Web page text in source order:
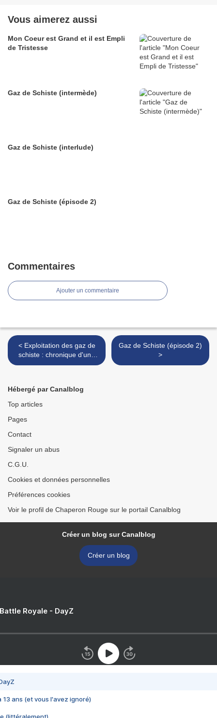
Vous aimerez aussi
Mon Coeur est Grand et il est Empli
de Tristesse
Gaz de Schiste (intermède)
Gaz de Schiste (interlude)
Gaz de Schiste (épisode 2)
Commentaires
Ajouter un commentaire
< Exploitation des gaz de
schiste : chronique d'une
catastrophe annoncée
Gaz de Schiste (épisode 2)
>
Hébergé par Canalblog
Top articles
Pages
Contact
Signaler un abus
C.G.U.
Cookies et données personnelles
Préférences cookies
Voir le profil de Chaperon Rouge sur le portail Canalblog
Créer un blog sur Canalblog
Créer un blog
Royale - DayZ
13 ans (et vous l'avez ignoré)